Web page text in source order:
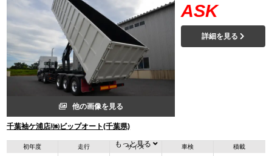
他の画像を見る
千葉袖ケ浦店/㈱ビップオート(千葉県)
ASK
詳細を見る
初年度 走行 サイズ 車検 積載
もっと見る